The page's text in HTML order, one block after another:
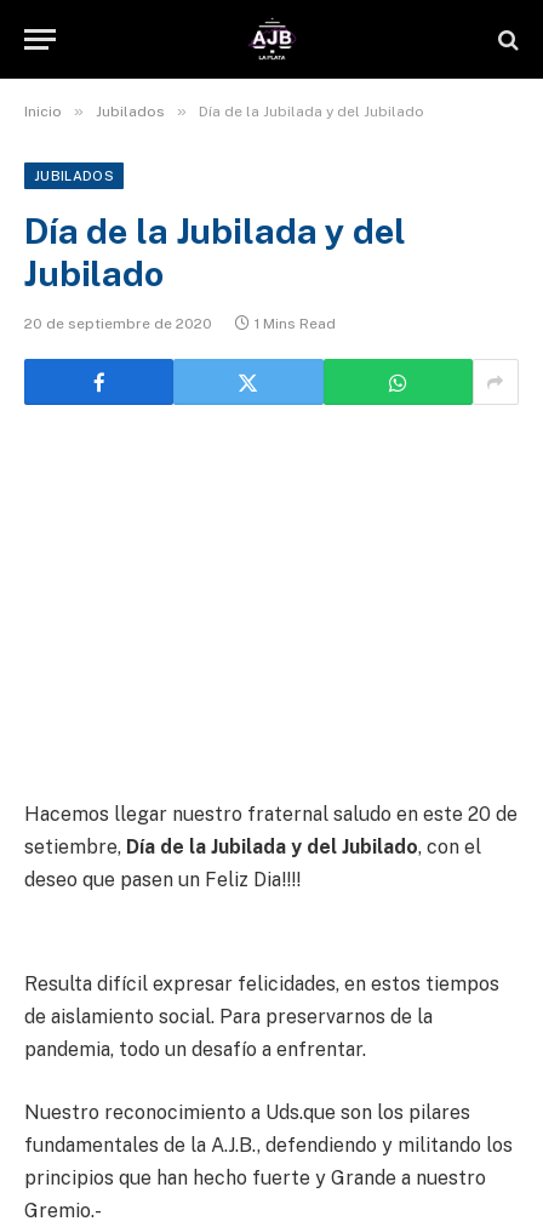
Inicio » Jubilados » Día de la Jubilada y del Jubilado
JUBILADOS
Día de la Jubilada y del
Jubilado
20 de septiembre de 2020 1 Mins Read
Hacemos llegar nuestro fraternal saludo en este 20 de
setiembre, Día de la Jubilada y del Jubilado, con el
deseo que pasen un Feliz Dia!!!!
Resulta difícil expresar felicidades, en estos tiempos
de aislamiento social. Para preservarnos de la
pandemia, todo un desafío a enfrentar.
Nuestro reconocimiento a Uds.que son los pilares
fundamentales de la A.J.B., defendiendo y militando los
principios que han hecho fuerte y Grande a nuestro
Gremio.-